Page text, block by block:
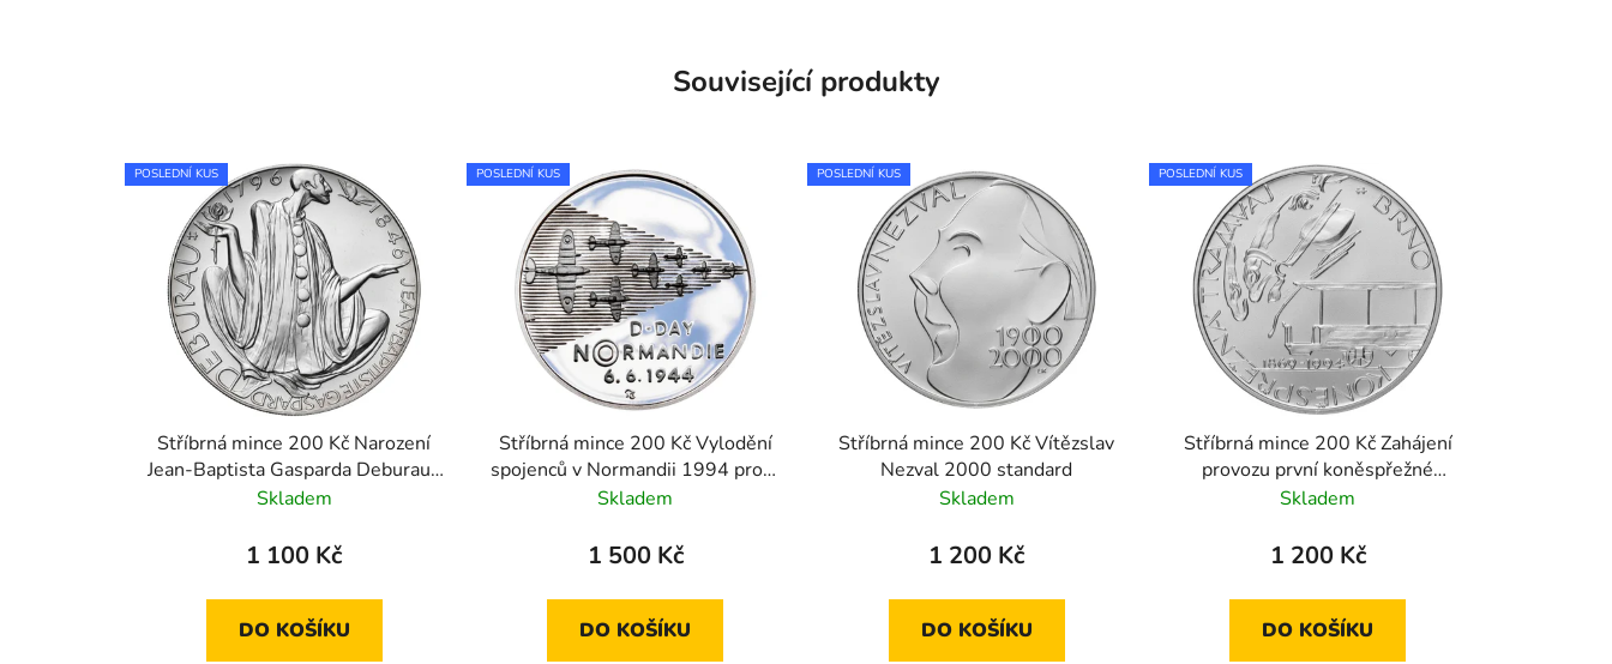
Související produkty
POSLEDNÍ KUS
Stříbrná mince 200 Kč Narození
Jean-Baptista Gasparda Deburaua
1996 standard
Skladem
1 100 Kč
DO KOŠÍKU
POSLEDNÍ KUS
Stříbrná mince 200 Kč Vylodění
spojenců v Normandii 1994 proof
like (anglická verze)
Skladem
1 500 Kč
DO KOŠÍKU
POSLEDNÍ KUS
Stříbrná mince 200 Kč Vítězslav
Nezval 2000 standard
Skladem
1 200 Kč
DO KOŠÍKU
POSLEDNÍ KUS
Stříbrná mince 200 Kč Zahájení
provozu první koněspřežné
městské tramvaje v Brně 1994
Skladem
1 200 Kč
DO KOŠÍKU